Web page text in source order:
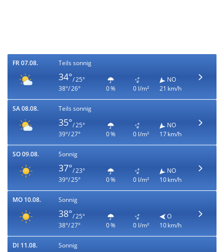
FR 07.08. Teils sonnig
34°/ 25°
38°/ 26°
0 % 0 l/m²
NO
21 km/h
SA 08.08. Teils sonnig
35°/ 25°
39°/ 27°
0 % 0 l/m²
NO
17 km/h
SO 09.08. Sonnig
37°/ 23°
39°/ 25°
0 % 0 l/m²
NO
10 km/h
MO 10.08. Sonnig
38°/ 25°
38°/ 27°
0 % 0 l/m²
O
10 km/h
DI 11.08. Sonnig